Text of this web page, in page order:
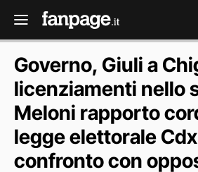
Governo, Giuli a
licenziamenti nello
Meloni rapporto
legge elettorale
confronto con